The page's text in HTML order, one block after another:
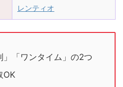
レンティオ
」「ワンタイム」の2つ
OK